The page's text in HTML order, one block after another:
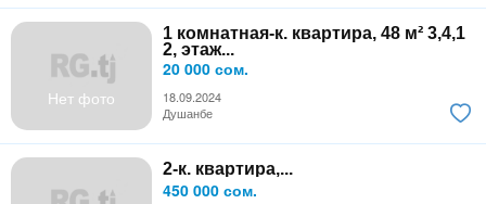
Нет фото
1 комнатная-к. квартира, 48 м² 3,4,1
2, этаж...
20 000 сом.
18.09.2024
Душанбе
2-к. квартира,...
450 000 сом.